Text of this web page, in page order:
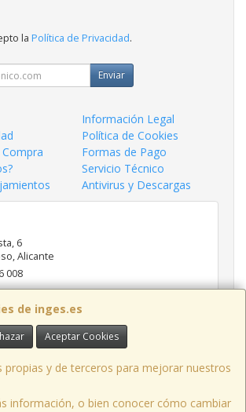
de inges.es
Aceptar Cookies
propias y de terceros para mejorar nuestros
información, o bien conocer cómo cambiar
la Política de Privacidad.
Enviar
Información Legal
Política de Cookies
Formas de Pago
Servicio Técnico
Antivirus y Descargas
6
,Alicante
008
17:00h - 19:30h